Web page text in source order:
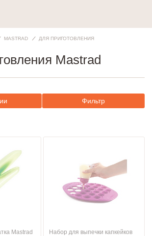
MASTRAD ДЛЯ ПРИГОТОВЛЕНИЯ
Mastrad
Фильтр
Mastrad
Набор для выпечки капкейков